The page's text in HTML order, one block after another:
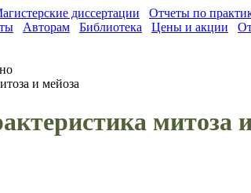
диссертации Отчеты по
Авторам Библиотека Цены и акции
и мейоза
митоза